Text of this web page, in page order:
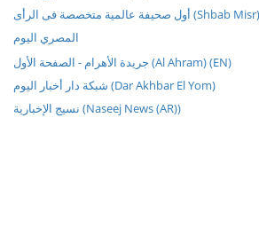
أول صحيفة عالمية متخصصة فى الرأى (Shbab Misr)
المصري اليوم
جريدة الأهرام - الصفحة الأول (Al Ahram) (EN)
شبكة دار أخبار اليوم (Dar Akhbar El Yom)
نسيج الإخبارية (Naseej News (AR))